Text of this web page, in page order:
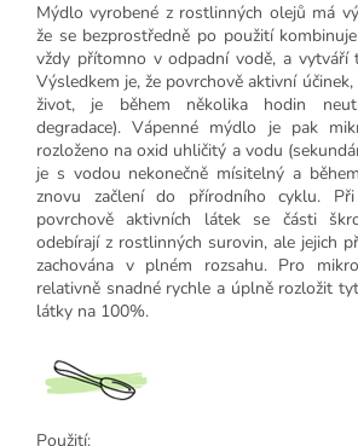
Mýdlo vyrobené z rostlinných olejů má
že se bezprostředně po použití
vždy přítomno v odpadní vodě, a vytváří
Výsledkem je, že povrchově aktivní
život, je během několika hodin
degradace). Vápenné mýdlo je pak
rozloženo na oxid uhličitý a vodu
je s vodou nekonečně mísitelný a
znovu začlení do přírodního cyklu.
povrchově aktivních látek se části
odebírají z rostlinných surovin, ale jejich
zachována v plném rozsahu. Pro
relativně snadné rychle a úplně rozložit
látky na 100%.
Použití: